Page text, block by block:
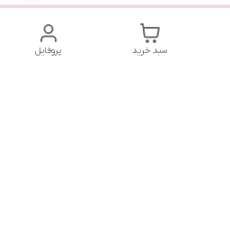
پروفایل سبد خرید